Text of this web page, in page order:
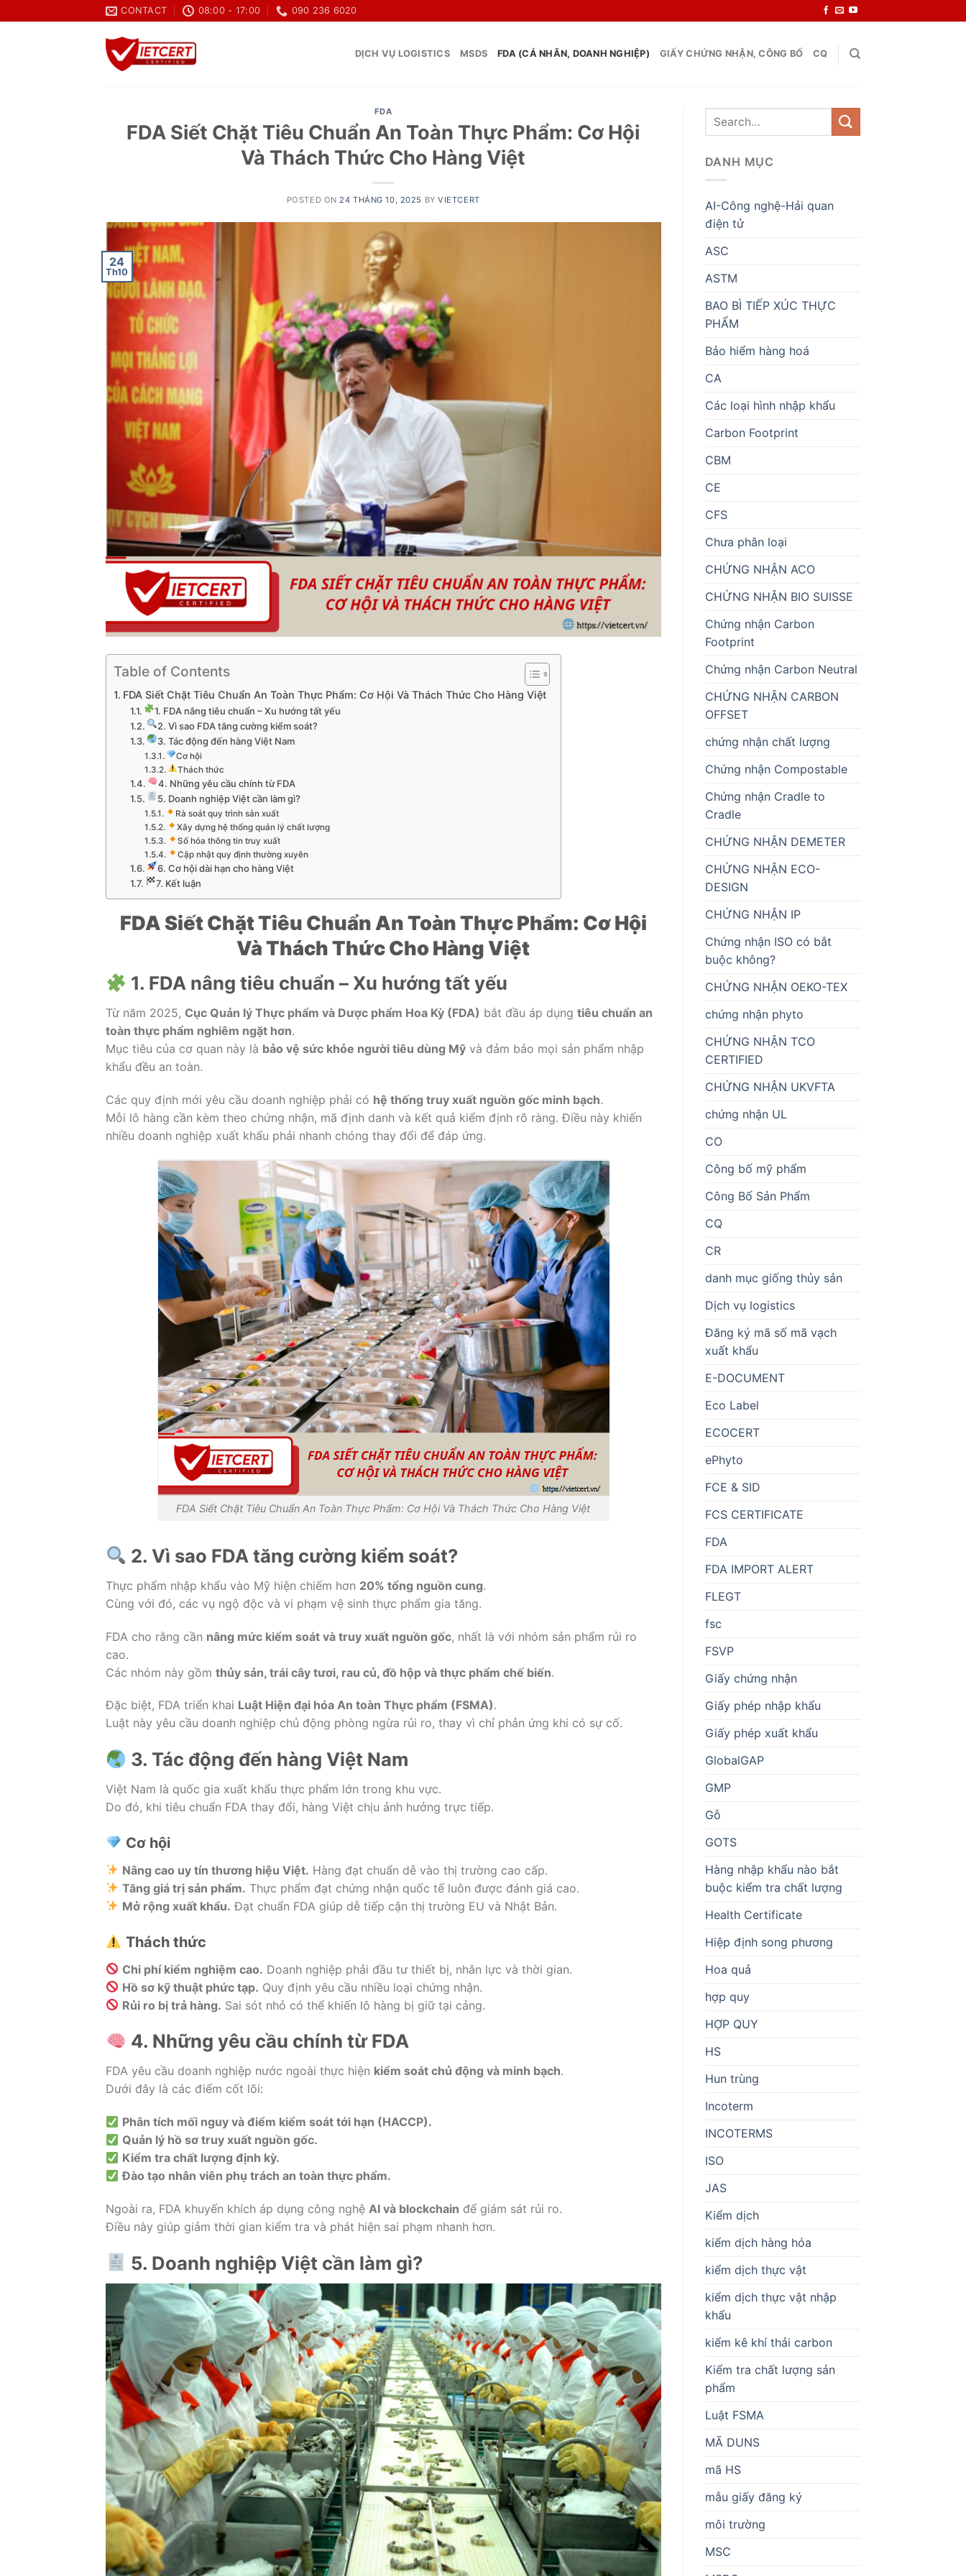
to
CONTACT 08:00 - 17:00 090 236 6020
DỊCH VỤ LOGISTICS MSDS FDA (CÁ NHÂN, DOANH NGHIỆP) GIẤY CHỨNG NHẬN, CÔNG BỐ CQ
FDA
FDA Siết Chặt Tiêu Chuẩn An Toàn Thực Phẩm: Cơ Hội
Và Thách Thức Cho Hàng Việt
POSTED ON 24 THÁNG 10, 2025 BYVIETCERT
24
Th10
Table of Contents
FDA Siết Chặt Tiêu Chuẩn An Toàn Thực Phẩm: Cơ Hội Và Thách Thức Cho Hàng Việt
1. FDA nâng tiêu chuẩn – Xu hướng tất yếu
2. Vì sao FDA tăng cường kiểm soát?
3. Tác động đến hàng Việt Nam
Cơ hội
Thách thức
4. Những yêu cầu chính từ FDA
5. Doanh nghiệp Việt cần làm gì?
Rà soát quy trình sản xuất
Xây dựng hệ thống quản lý chất lượng
Số hóa thông tin truy xuất
Cập nhật quy định thường xuyên
6. Cơ hội dài hạn cho hàng Việt
7. Kết luận
FDA Siết Chặt Tiêu Chuẩn An Toàn Thực Phẩm: Cơ Hội
Và Thách Thức Cho Hàng Việt
1. FDA nâng tiêu chuẩn – Xu hướng tất yếu
Từ năm 2025, Cục Quản lý Thực phẩm và Dược phẩm Hoa Kỳ (FDA) bắt đầu áp dụng tiêu chuẩn an
toàn thực phẩm nghiêm ngặt hơn.
Mục tiêu của cơ quan này là bảo vệ sức khỏe người tiêu dùng Mỹ và đảm bảo mọi sản phẩm nhập
khẩu đều an toàn.
Các quy định mới yêu cầu doanh nghiệp phải có hệ thống truy xuất nguồn gốc minh bạch.
Mỗi lô hàng cần kèm theo chứng nhận, mã định danh và kết quả kiểm định rõ ràng. Điều này khiến
nhiều doanh nghiệp xuất khẩu phải nhanh chóng thay đổi để đáp ứng.
FDA Siết Chặt Tiêu Chuẩn An Toàn Thực Phẩm: Cơ Hội Và Thách Thức Cho Hàng Việt
2. Vì sao FDA tăng cường kiểm soát?
Thực phẩm nhập khẩu vào Mỹ hiện chiếm hơn 20% tổng nguồn cung.
Cùng với đó, các vụ ngộ độc và vi phạm vệ sinh thực phẩm gia tăng.
FDA cho rằng cần nâng mức kiểm soát và truy xuất nguồn gốc, nhất là với nhóm sản phẩm rủi ro
cao.
Các nhóm này gồm thủy sản, trái cây tươi, rau củ, đồ hộp và thực phẩm chế biến.
Đặc biệt, FDA triển khai Luật Hiện đại hóa An toàn Thực phẩm (FSMA).
Luật này yêu cầu doanh nghiệp chủ động phòng ngừa rủi ro, thay vì chỉ phản ứng khi có sự cố.
3. Tác động đến hàng Việt Nam
Việt Nam là quốc gia xuất khẩu thực phẩm lớn trong khu vực.
Do đó, khi tiêu chuẩn FDA thay đổi, hàng Việt chịu ảnh hưởng trực tiếp.
Cơ hội
Nâng cao uy tín thương hiệu Việt. Hàng đạt chuẩn dễ vào thị trường cao cấp.
Tăng giá trị sản phẩm. Thực phẩm đạt chứng nhận quốc tế luôn được đánh giá cao.
Mở rộng xuất khẩu. Đạt chuẩn FDA giúp dễ tiếp cận thị trường EU và Nhật Bản.
Thách thức
Chi phí kiểm nghiệm cao. Doanh nghiệp phải đầu tư thiết bị, nhân lực và thời gian.
Hồ sơ kỹ thuật phức tạp. Quy định yêu cầu nhiều loại chứng nhận.
Rủi ro bị trả hàng. Sai sót nhỏ có thể khiến lô hàng bị giữ tại cảng.
4. Những yêu cầu chính từ FDA
FDA yêu cầu doanh nghiệp nước ngoài thực hiện kiểm soát chủ động và minh bạch.
Dưới đây là các điểm cốt lõi:
Phân tích mối nguy và điểm kiểm soát tới hạn (HACCP).
Quản lý hồ sơ truy xuất nguồn gốc.
Kiểm tra chất lượng định kỳ.
Đào tạo nhân viên phụ trách an toàn thực phẩm.
Ngoài ra, FDA khuyến khích áp dụng công nghệ AI và blockchain để giám sát rủi ro.
Điều này giúp giảm thời gian kiểm tra và phát hiện sai phạm nhanh hơn.
5. Doanh nghiệp Việt cần làm gì?
DANH MỤC
AI-Công nghệ-Hải quan
điện tử
ASC
ASTM
BAO BÌ TIẾP XÚC THỰC
PHẨM
Bảo hiểm hàng hoá
CA
Các loại hình nhập khẩu
Carbon Footprint
CBM
CE
CFS
Chưa phân loại
CHỨNG NHẬN ACO
CHỨNG NHẬN BIO SUISSE
Chứng nhận Carbon
Footprint
Chứng nhận Carbon Neutral
CHỨNG NHẬN CARBON
OFFSET
chứng nhận chất lượng
Chứng nhận Compostable
Chứng nhận Cradle to
Cradle
CHỨNG NHẬN DEMETER
CHỨNG NHẬN ECO-
DESIGN
CHỨNG NHẬN IP
Chứng nhận ISO có bắt
buộc không?
CHỨNG NHẬN OEKO-TEX
chứng nhận phyto
CHỨNG NHẬN TCO
CERTIFIED
CHỨNG NHẬN UKVFTA
chứng nhận UL
CO
Công bố mỹ phẩm
Công Bố Sản Phẩm
CQ
CR
danh mục giống thủy sản
Dịch vụ logistics
Đăng ký mã số mã vạch
xuất khẩu
E-DOCUMENT
Eco Label
ECOCERT
ePhyto
FCE & SID
FCS CERTIFICATE
FDA
FDA IMPORT ALERT
FLEGT
fsc
FSVP
Giấy chứng nhận
Giấy phép nhập khẩu
Giấy phép xuất khẩu
GlobalGAP
GMP
Gỗ
GOTS
Hàng nhập khẩu nào bắt
buộc kiểm tra chất lượng
Health Certificate
Hiệp định song phương
Hoa quả
hợp quy
HỢP QUY
HS
Hun trùng
Incoterm
INCOTERMS
ISO
JAS
Kiểm dịch
kiểm dịch hàng hóa
kiểm dịch thực vật
kiểm dịch thực vật nhập
khẩu
kiểm kê khí thải carbon
Kiểm tra chất lượng sản
phẩm
Luật FSMA
MÃ DUNS
mã HS
mẫu giấy đăng ký
môi trường
MSC